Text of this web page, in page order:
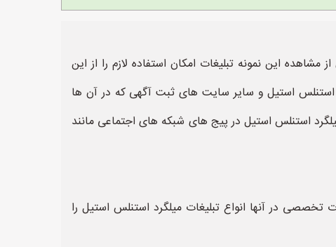
این نمونه تبلیغات امکان استفاده لازم را از این
استنلس استیل و سایر سایت های ثبت آگهی که در آن ها
استنلس استیل در پیج های شبکه های اجتماعی مانند
در آنها انواع تبلیغات میلگرد استنلس استیل را